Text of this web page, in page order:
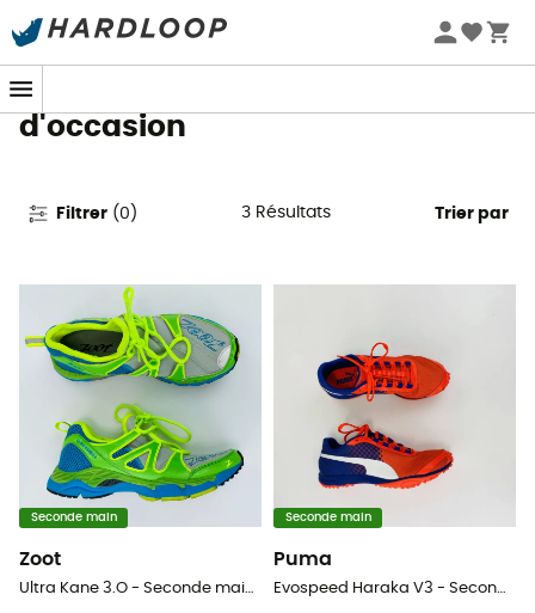
Promos d'été 🔥 -5 % EXTRA dès 2 produits* code Summer5
Chaussures de running
d'occasion
Filtrer (0 ) 3 Résultats Trier par
Seconde main
Zoot
Ultra Kane 3.O - Seconde main Chaussures running femme - Gris - 38
Seconde main
Puma
Evospeed Haraka V3 - Seconde main Chaussures running femme - Bleu - 37.5